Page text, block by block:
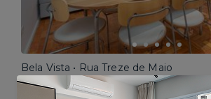
Bela Vista • Rua Treze de Maio
Compartilhado até 5 pessoas • 160m²